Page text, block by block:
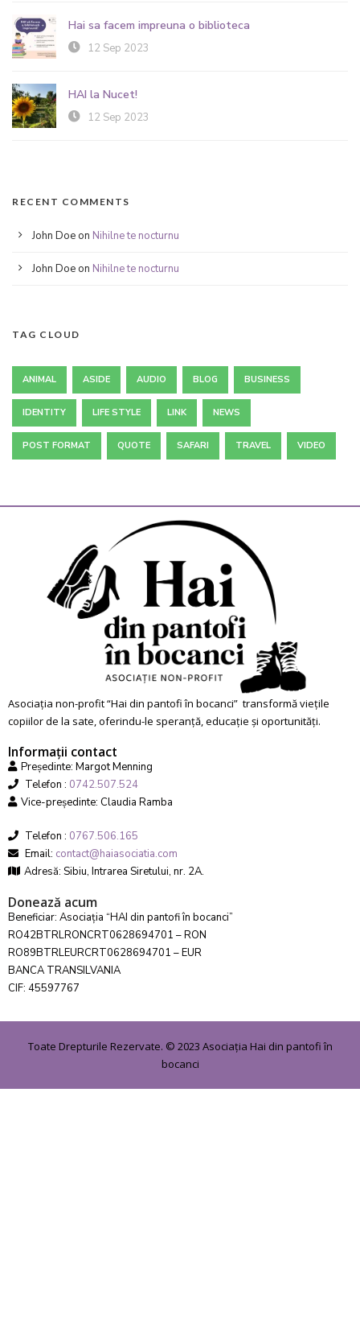
Hai sa facem impreuna o biblioteca
12 Sep 2023
HAI la Nucet!
12 Sep 2023
RECENT COMMENTS
John Doe on Nihilne te nocturnu
John Doe on Nihilne te nocturnu
TAG CLOUD
ANIMAL ASIDE AUDIO BLOG BUSINESS
IDENTITY LIFE STYLE LINK NEWS
POST FORMAT QUOTE SAFARI TRAVEL VIDEO
Asociația non-profit “Hai din pantofi în bocanci” transformă viețile
copiilor de la sate, oferindu-le speranță, educație și oportunități.
Informații contact
Președinte: Margot Menning
Telefon : 0742.507.524
Vice-președinte: Claudia Ramba
Telefon : 0767.506.165
Email: contact@haiasociatia.com
Adresă: Sibiu, Intrarea Siretului, nr. 2A.
Donează acum
Beneficiar: Asociația “HAI din pantofi în bocanci”
RO42BTRLRONCRT0628694701 – RON
RO89BTRLEURCRT0628694701 – EUR
BANCA TRANSILVANIA
CIF: 45597767
Toate Drepturile Rezervate. © 2023 Asociația Hai din pantofi în
bocanci